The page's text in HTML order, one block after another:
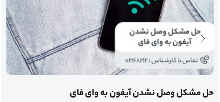
حل مشکل وصل نشدن آیفون به وای فای